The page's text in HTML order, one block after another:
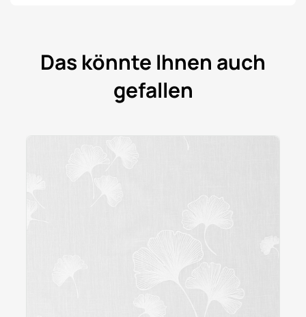
Das könnte Ihnen auch
gefallen